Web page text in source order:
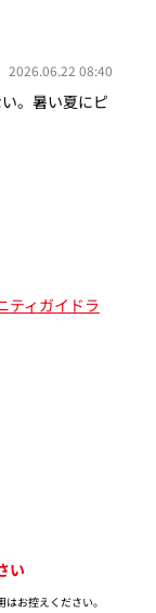
2026.06.22 08:40
。暑い夏にピ
ティガイドラ
い
お控えください。​